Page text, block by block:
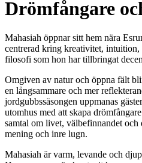
Drömfångare
Mahasiah öppnar sitt hem nära
centrerad kring kreativitet,
filosofi som hon har tillbringat
Omgiven av natur och öppna fält
en långsammare och mer
jordgubbssäsongen uppmanas
utomhus med att skapa
samtal om livet, välbefinnandet och
mening och inre lugn.
Mahasiah är varm, levande och